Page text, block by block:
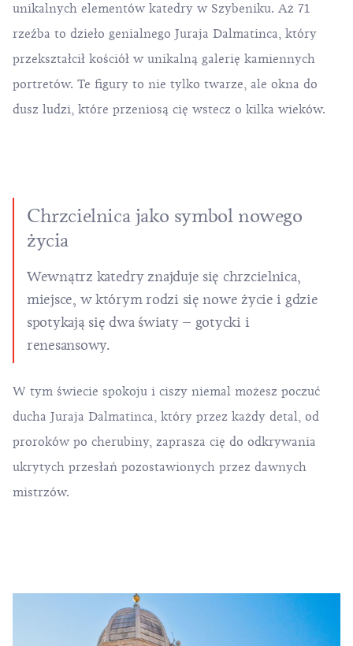
unikalnych elementów katedry w Szybeniku. Aż 71
rzeźba to dzieło genialnego Juraja Dalmatinca, który
przekształcił kościół w unikalną galerię kamiennych
portretów. Te figury to nie tylko twarze, ale okna do
dusz ludzi, które przeniosą cię wstecz o kilka wieków.
Chrzcielnica jako symbol nowego
życia
Wewnątrz katedry znajduje się chrzcielnica,
miejsce, w którym rodzi się nowe życie i gdzie
spotykają się dwa światy – gotycki i
renesansowy.
W tym świecie spokoju i ciszy niemal możesz poczuć
ducha Juraja Dalmatinca, który przez każdy detal, od
proroków po cherubiny, zaprasza cię do odkrywania
ukrytych przesłań pozostawionych przez dawnych
mistrzów.